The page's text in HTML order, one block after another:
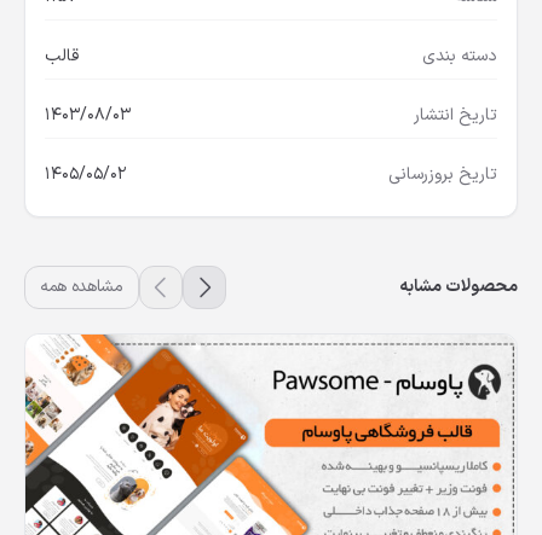
دسته بندی قالب
تاریخ انتشار 1403/08/03
تاریخ بروزرسانی 1405/05/02
محصولات مشابه مشاهده همه